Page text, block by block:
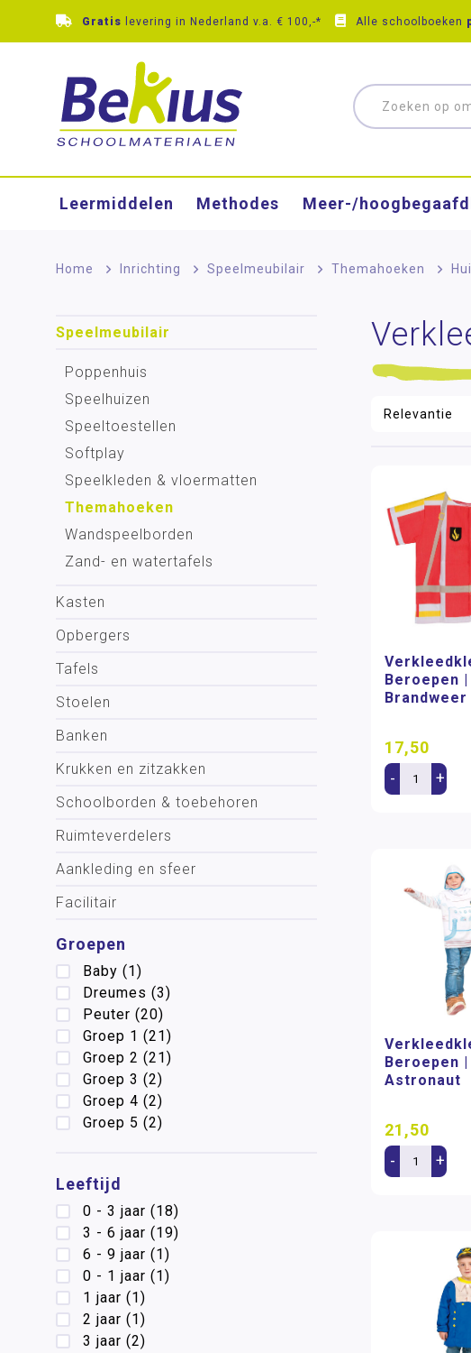
Gratis levering in Nederland v.a. € 100,-* Alle schoolboeken
Leermiddelen Methodes Meer-/
Home > Inrichting > Speelmeubilair > Themahoeken >
Speelmeubilair
Poppenhuis
Speelhuizen
Speeltoestellen
Softplay
Speelkleden & vloermatten
Themahoeken
Wandspeelborden
Zand- en watertafels
Kasten
Opbergers
Tafels
Stoelen
Banken
Krukken en zitzakken
Schoolborden & toebehoren
Ruimteverdelers
Aankleding en sfeer
Facilitair
Groepen
Baby (1)
Dreumes (3)
Peuter (20)
Groep 1 (21)
Groep 2 (21)
Groep 3 (2)
Groep 4 (2)
Groep 5 (2)
Leeftijd
0 - 3 jaar (18)
3 - 6 jaar (19)
6 - 9 jaar (1)
0 - 1 jaar (1)
1 jaar (1)
2 jaar (1)
3 jaar (2)
Beroepen |
Brandweer
17,50
- +
Beroepen |
Astronaut
21,50
- +